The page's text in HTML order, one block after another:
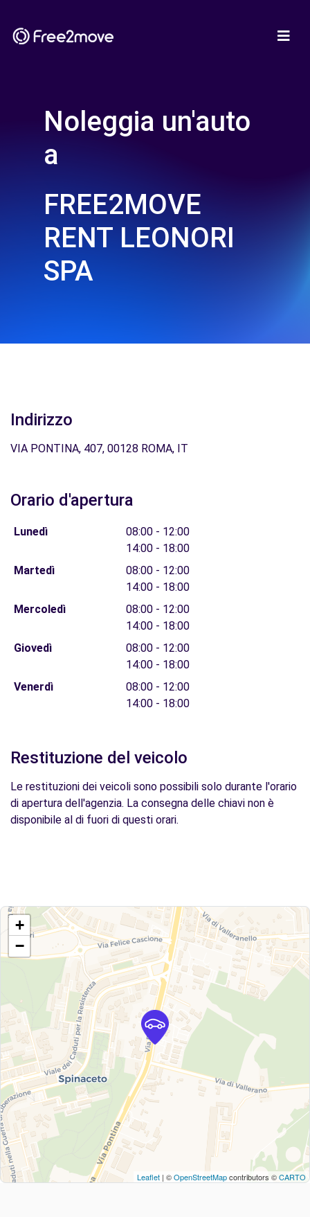
Noleggia un'auto
a
FREE2MOVE
RENT LEONORI
SPA
Indirizzo
VIA PONTINA, 407, 00128 ROMA, IT
Orario d'apertura
Lunedì
08:00 - 12:00
14:00 - 18:00
Martedì
08:00 - 12:00
14:00 - 18:00
Mercoledì
08:00 - 12:00
14:00 - 18:00
Giovedì
08:00 - 12:00
14:00 - 18:00
Venerdì
08:00 - 12:00
14:00 - 18:00
Restituzione del veicolo
Le restituzioni dei veicoli sono possibili solo durante l'orario
di apertura dell'agenzia. La consegna delle chiavi non è
disponibile al di fuori di questi orari.
+
−
Leaflet | ©OpenStreetMapcontributors ©CARTO